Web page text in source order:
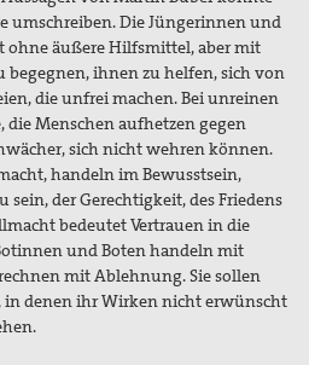
umschreiben. Die Jüngerinnen und
ohne äußere Hilfsmittel, aber mit
begegnen, ihnen zu helfen, sich von
die unfrei machen. Bei unreinen
die Menschen aufhetzen gegen
sich nicht wehren können.
handeln im Bewusstsein,
sein, der Gerechtigkeit, des Friedens
bedeutet Vertrauen in die
und Boten handeln mit
mit Ablehnung. Sie sollen
in denen ihr Wirken nicht erwünscht